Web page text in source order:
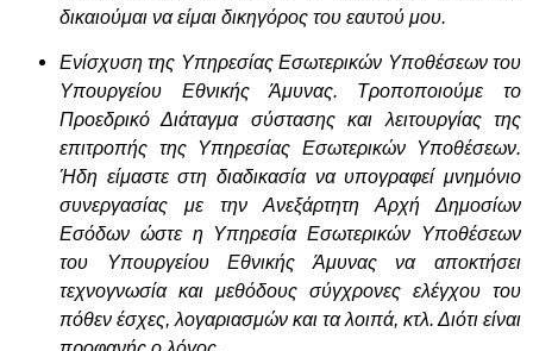
δικαιούμαι να είμαι δικηγόρος του εαυτού μου.
Ενίσχυση της Υπηρεσίας Εσωτερικών Υποθέσεων του
Υπουργείου Εθνικής Άμυνας. Τροποποιούμε το
Προεδρικό Διάταγμα σύστασης και λειτουργίας της
επιτροπής της Υπηρεσίας Εσωτερικών Υποθέσεων.
Ήδη είμαστε στη διαδικασία να υπογραφεί μνημόνιο
συνεργασίας με την Ανεξάρτητη Αρχή Δημοσίων
Εσόδων ώστε η Υπηρεσία Εσωτερικών Υποθέσεων
του Υπουργείου Εθνικής Άμυνας να αποκτήσει
τεχνογνωσία και μεθόδους σύγχρονες ελέγχου του
πόθεν έσχες, λογαριασμών και τα λοιπά, κτλ. Διότι είναι